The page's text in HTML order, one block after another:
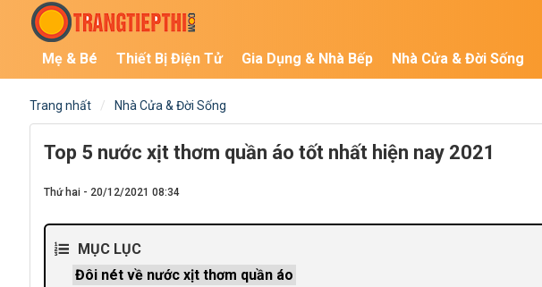
Mẹ & Bé Thiết Bị Điện Tử Gia Dụng & Nhà Bếp Nhà Cửa & Đời Sống
Trang nhất Nhà Cửa & Đời Sống
Top 5 nước xịt thơm quần áo tốt nhất hiện nay 2021
Thứ hai - 20/12/2021 08:34
MỤC LỤC
Đôi nét về nước xịt thơm quần áo